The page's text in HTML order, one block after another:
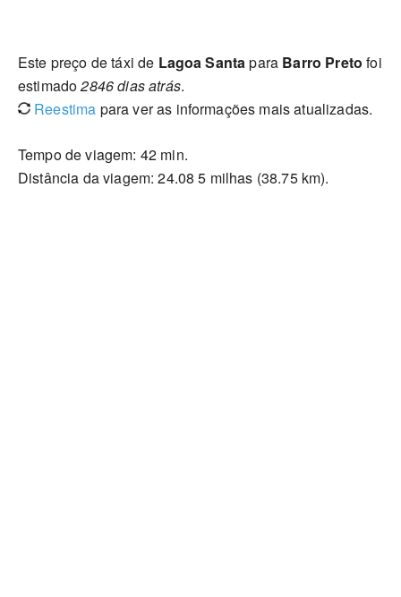
Este preço de táxi de Lagoa Santapara Barro Preto foi
estimado2846 dias atrás.
Reestima para ver as informações mais atualizadas.
Tempo de viagem: 42 min.
Distância da viagem: 24.08 5 milhas (38.75 km).